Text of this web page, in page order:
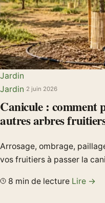
Jardin
Jardin 2 juin 2026
Canicule : comment
autres arbres
Arrosage, ombrage,
vos fruitiers à passer la
8 min de lecture Lire →